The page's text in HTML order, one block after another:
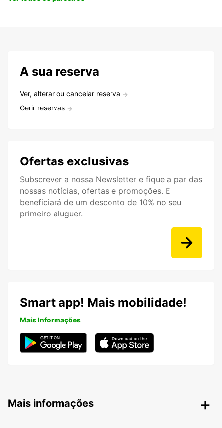
A sua reserva
Ver, alterar ou cancelar reserva
Gerir reservas
Ofertas exclusivas
Subscrever a nossa Newsletter e fique a par das
nossas notícias, ofertas e promoções. E
beneficiará de um desconto de 10% no seu
primeiro aluguer.
Smart app! Mais mobilidade!
Mais Informações
Mais informações